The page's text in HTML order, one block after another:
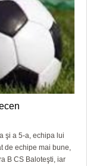
şi a 5-a, echipa lui
de echipe mai bune,
B CS Baloteşti, iar